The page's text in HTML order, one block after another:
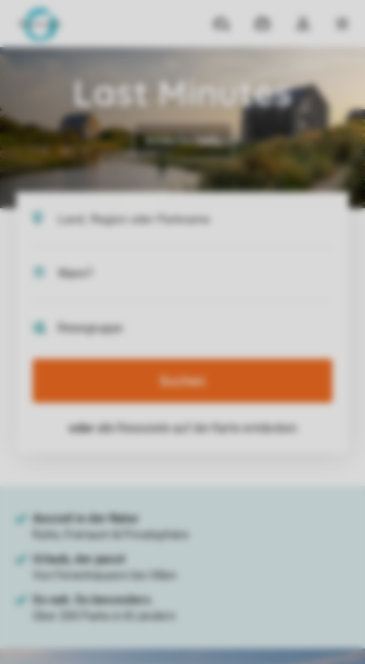
Reiseziele
Meine
Buchungen
Dropdown-
Menü
Kontos
öffnen
Last Minutes
Entdecke mehr
Suchen
oder alle Reiseziele auf der Karte entdecken